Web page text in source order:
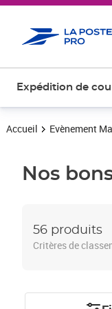
Expédition de
Accueil Evènement
Nos
56 produits
Critères de